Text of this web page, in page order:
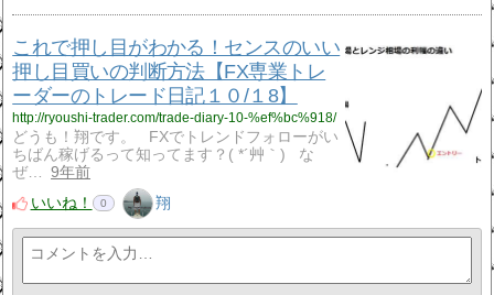
これで押し目がわかる！センスのいい
押し目買いの判断方法【FX専業トレ
ーダーのトレード日記１０/１8】
http://ryoushi-trader.com/trade-diary-10-%ef%bc%918/
どうも！翔です。 FXでトレンドフォローがい
ちばん稼げるって知ってます？( *´艸｀) な
ぜ…
9年前
いいね！
0 翔